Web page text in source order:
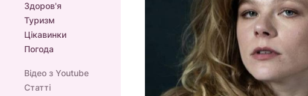
Здоров'я
Туризм
Цікавинки
Погода
Відео з Youtube
Статті